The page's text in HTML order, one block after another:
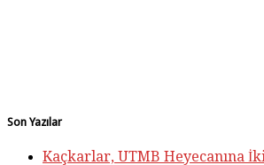
Son Yazılar
Kaçkarlar, UTMB Heyecanına